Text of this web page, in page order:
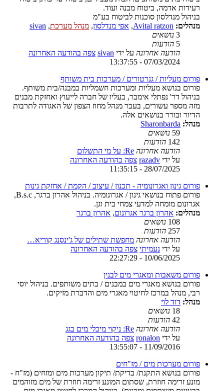
רעידות אדמה, ביטוח מבנה ועוד.
בניהול מנדלסון סוכנות לביטוח בע"מ
מנהלים: Avital ratzon
, אפי מנדלסון, מנהל מערכת,
sivan
3 נושאים
5 הודעות
הודעה אחרונה על ידי sivan צפה בהודעה האחרונה
07/03/2024 - 13:37:55
פורום מעליות / גנרטורים / מערכות בית משותף
פורום בנושא מעליות ומערכות חשמליות במבנה/בית משותף.
בניהול דר' נפתלי אימבר, בעליו של חברה לייעוץ ואחזקת מבנים
מזה מספר עשורים, בעבר מנהל מחוז הצפון של האגודה לתרבות
הדיור ובורר בנושאים אלה.
מנהל: Sharonbarda
59 נושאים
142 הודעות
הודעה אחרונה Re: על מי התשלום
על ידי razadv צפה בהודעה האחרונה
28/07/2025 - 11:35:15
פורום גינון ואגרונומיה - תכנון / עיצוב / הקמת / אחזקת גינות
פורום פתוח בנושאי גינון / אגרונומיה. בניהול אהרון ברגר, B.s.c,
אגרונום מומחה למדעי צמחי בית וגן.
מנהלים: אהרון ברגר אגרונום, אהרון ברגר
108 נושאים
257 הודעות
הודעה אחרונה מחפשת שתילים של ג'ינסנג קוריא…
על ידי נעמיתי צפה בהודעה האחרונה
10/06/2025 - 22:27:29
פורום משאבות ומאגרי מים לבנין
פורום בנושא מאגרי מים במבנים / בתים משותפים. בניהול יוסי
רבי, מנהל במרכז לחיטוי מאגרי מים והדברת מזיקים.
מנהל: דוד לוי
18 נושאים
42 הודעות
הודעה אחרונה Re: ניקוי מיכלי מים בגג
על ידי ronalon צפה בהודעה האחרונה
11/09/2016 - 13:55:07
פורום מערכות מים / מז"חים
פורום בנושא התקנת/ בדיקת/ תיקון מערכות מים ומזחים (מז"ח -
מונע זרימה חוזרת, שסתום המונע זרימה חוזרת של מים מזוהמים